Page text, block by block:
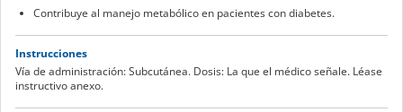
Contribuye al manejo metabólico en pacientes con diabetes.
Instrucciones
Vía de administración: Subcutánea. Dosis: La que el médico señale. Léase
instructivo anexo.